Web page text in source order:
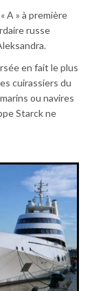
A » à première
russe
en fait le plus
cuirassiers du
ou navires
Starck ne